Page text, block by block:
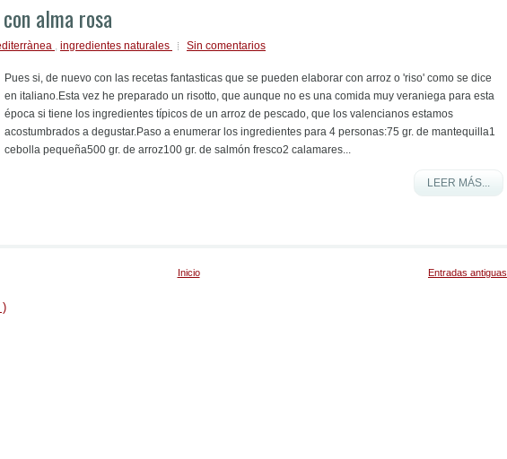
alma rosa
, ingredientes naturales Sin comentarios
Pues si, de nuevo con las recetas fantasticas que se pueden elaborar con arroz o 'riso' como se dice
en italiano.Esta vez he preparado un risotto, que aunque no es una comida muy veraniega para esta
época si tiene los ingredientes típicos de un arroz de pescado, que los valencianos estamos
acostumbrados a degustar.Paso a enumerar los ingredientes para 4 personas:75 gr. de mantequilla1
cebolla pequeña500 gr. de arroz100 gr. de salmón fresco2 calamares...
LEER MÁS...
Entradas antiguas
Inicio
)